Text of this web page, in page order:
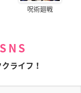
呪術廻戦
ライフ！